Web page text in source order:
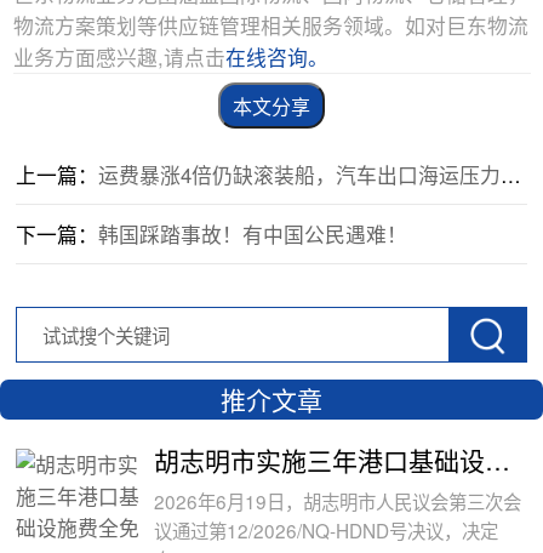
物流方案策划等供应链管理相关服务领域。如对巨东物流
业务方面感兴趣,请点击在线咨询。
本文分享
上一篇：运费暴涨4倍仍缺滚装船，汽车出口海运压力如何缓解？
下一篇：韩国踩踏事故！有中国公民遇难！
推介文章
胡志明市实施三年港口基础设施费全免政
2026年6月19日，胡志明市人民议会第三次会
议通过第12/2026/NQ-HDND号决议，决定